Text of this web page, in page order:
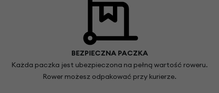
BEZPIECZNA PACZKA
Każda paczka jest ubezpieczona na pełną wartość roweru.
Rower możesz odpakować przy kurierze.